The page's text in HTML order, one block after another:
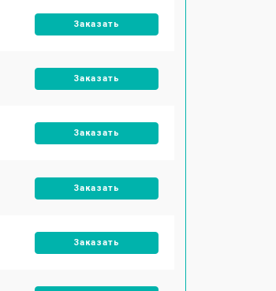
Заказать
Заказать
Заказать
Заказать
Заказать